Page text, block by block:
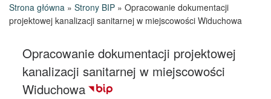
Strona główna » Strony BIP » Opracowanie dokumentacji
projektowej kanalizacji sanitarnej w miejscowości Widuchowa
Opracowanie dokumentacji projektowej
kanalizacji sanitarnej w miejscowości
Widuchowa